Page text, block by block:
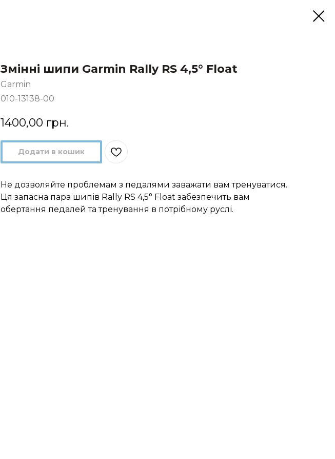
Змінні шипи Garmin Rally RS 4,5° Float
Garmin
010-13138-00
1400,00 грн.
Додати в кошик
Не дозволяйте проблемам з педалями заважати вам тренуватися.
Ця запасна пара шипів Rally RS 4,5° Float забезпечить вам
обертання педалей та тренування в потрібному руслі.